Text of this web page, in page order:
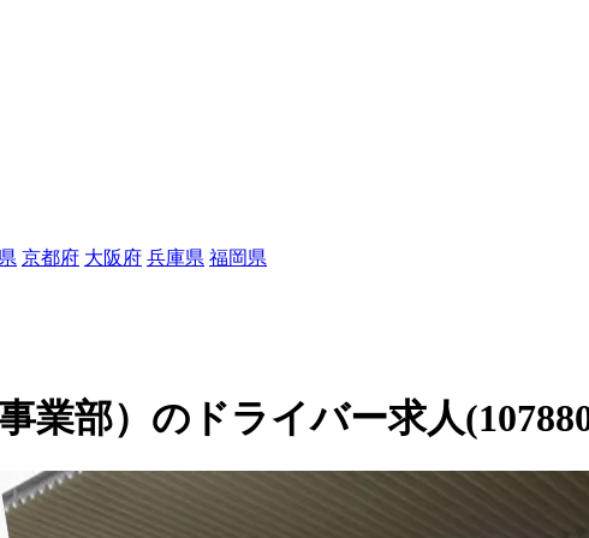
京都府 大阪府 兵庫県 福岡県
業部）のドライバー求人